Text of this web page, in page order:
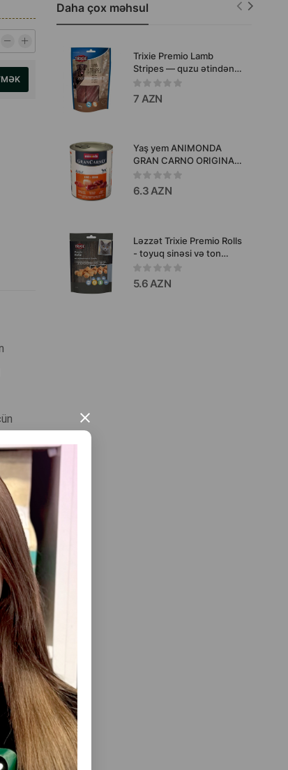
×
–
Gör
BÖYÜKLƏR ÜÇÜN ITLƏRIN QUZU ƏTI DADI
Daha çox məhsul
Trixie Premio Lamb
Stripes — quzu ətindən
hazırlanmış yumşaq və
dadlı zolaqlardır 100 q
#31741
7 AZN
Yaş yem ANIMONDA
GRAN CARNO ORIGINAL
ADULT RIND + HUHN -
mal əti və toyuq əti
sousunda böyüklər üçün
6.3 AZN
Ləzzət Trixie Premio Rolls
- toyuq sinəsi və ton
balığı ilə pişiklər üçün
iştahaaçan rulonlar zərif
tekstura və zəngin dadı
5.6 AZN